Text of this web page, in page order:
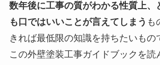
数年後に工事の質がわかる性質上、
も口ではいいことが言えてしまう も
きれば最低限の知識を持ちたいもの
この外壁塗装工事ガイドブックを読